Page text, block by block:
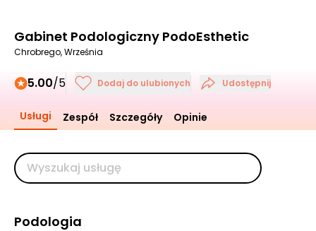
Gabinet Podologiczny PodoEsthetic
Chrobrego, Września
5.00/5 Dodaj do ulubionych Udostępnij
Usługi Zespół Szczegóły Opinie
Podologia